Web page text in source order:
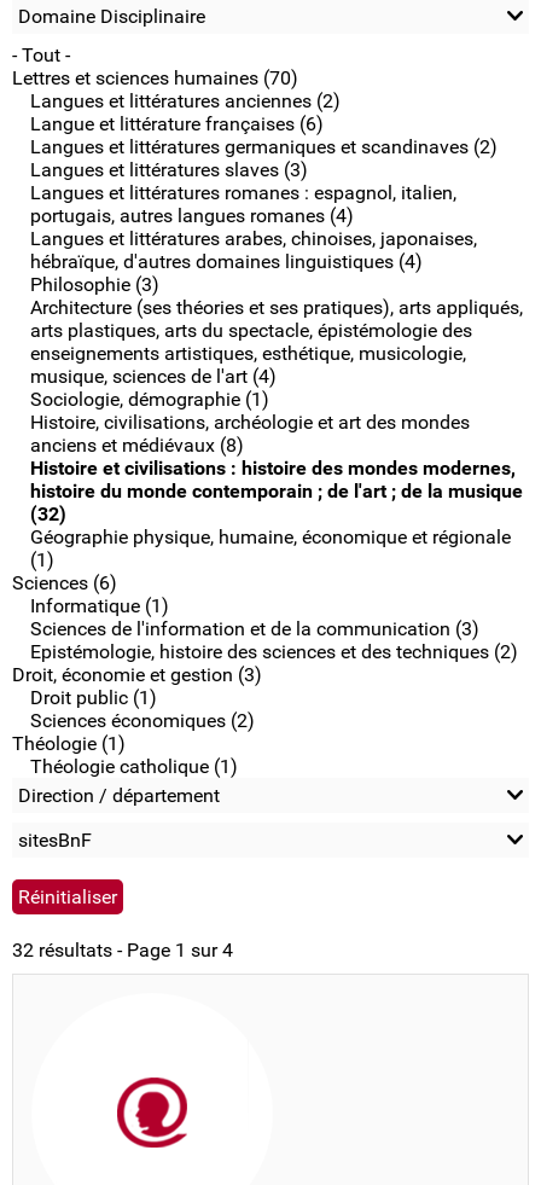
Domaine Disciplinaire
- Tout -
Lettres et sciences humaines (70)
Langues et littératures anciennes (2)
Langue et littérature françaises (6)
Langues et littératures germaniques et scandinaves (2)
Langues et littératures slaves (3)
Langues et littératures romanes : espagnol, italien,
portugais, autres langues romanes (4)
Langues et littératures arabes, chinoises, japonaises,
hébraïque, d'autres domaines linguistiques (4)
Philosophie (3)
Architecture (ses théories et ses pratiques), arts appliqués,
arts plastiques, arts du spectacle, épistémologie des
enseignements artistiques, esthétique, musicologie,
musique, sciences de l'art (4)
Sociologie, démographie (1)
Histoire, civilisations, archéologie et art des mondes
anciens et médiévaux (8)
Histoire et civilisations : histoire des mondes modernes,
histoire du monde contemporain ; de l'art ; de la musique
(32)
Géographie physique, humaine, économique et régionale
(1)
Sciences (6)
Informatique (1)
Sciences de l'information et de la communication (3)
Epistémologie, histoire des sciences et des techniques (2)
Droit, économie et gestion (3)
Droit public (1)
Sciences économiques (2)
Théologie (1)
Théologie catholique (1)
Direction / département
sitesBnF
32 résultats - Page 1 sur 4